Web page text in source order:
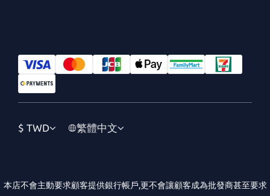
$ TWD 繁體中文
本店不會主動要求顧客提供銀行帳戶,更不會讓顧客成為批發商甚至要求